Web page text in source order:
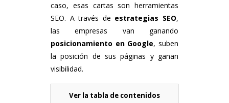
caso, esas cartas son herramientas
SEO. A través de estrategias SEO,
las empresas van ganando
posicionamiento en Google, suben
la posición de sus páginas y ganan
visibilidad.
Ver la tabla de contenidos